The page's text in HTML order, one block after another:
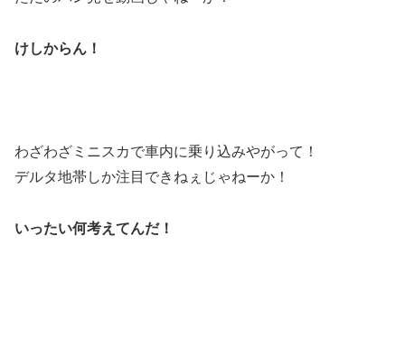
けしからん！
わざわざミニスカで車内に乗り込みやがって！
デルタ地帯しか注目できねぇじゃねーか！
いったい何考えてんだ！